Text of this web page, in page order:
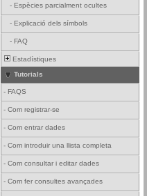
- Espècies parcialment ocultes
- Explicació dels símbols
- FAQ
Estadístiques
Tutorials
- FAQS
- Com registrar-se
- Com entrar dades
- Com introduir una llista completa
- Com consultar i editar dades
- Com fer consultes avançades